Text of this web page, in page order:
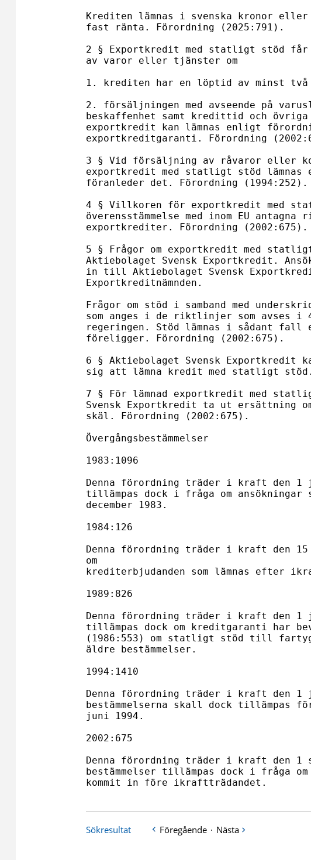
Krediten lämnas i svenska kronor
fast ränta. Förordning (2025:791).
2 § Exportkredit med statligt stöd
av varor eller tjänster om
1. krediten har en löptid av minst
2. försäljningen med avseende på
beskaffenhet samt kredittid och
exportkredit kan lämnas enligt
exportkreditgaranti. Förordning
3 § Vid försäljning av råvaror eller
exportkredit med statligt stöd lämnas
föranleder det. Förordning (1994:252).
4 § Villkoren för exportkredit med
överensstämmelse med inom EU
exportkrediter. Förordning (2002:675).
5 § Frågor om exportkredit med
Aktiebolaget Svensk Exportkredit.
in till Aktiebolaget Svensk
Exportkreditnämnden.
Frågor om stöd i samband med
som anges i de riktlinjer som avses i
regeringen. Stöd lämnas i sådant fall
föreligger. Förordning (2002:675).
6 § Aktiebolaget Svensk Exportkredit
sig att lämna kredit med statligt stöd.
7 § För lämnad exportkredit med
Svensk Exportkredit ta ut ersättning
skäl. Förordning (2002:675).
Övergångsbestämmelser
1983:1096
Denna förordning träder i kraft den 1
tillämpas dock i fråga om ansökningar
december 1983.
1984:126
Denna förordning träder i kraft den
om
krediterbjudanden som lämnas efter
1989:826
Denna förordning träder i kraft den
tillämpas dock om kreditgaranti har
(1986:553) om statligt stöd till
äldre bestämmelser.
1994:1410
Denna förordning träder i kraft den 1
bestämmelserna skall dock tillämpas
juni 1994.
2002:675
Denna förordning träder i kraft den 1
bestämmelser tillämpas dock i fråga om
kommit in före ikraftträdandet.
Sökresultat Föregående · Nästa